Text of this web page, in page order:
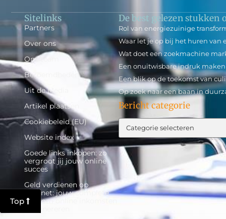
Top
Sitelinks
Partners
Over ons
Ons team
Beroemdheden
Uit de Media
Artikel plaatsen
Cookiebeleid (EU)
Website index
Goede links inkopen: zo
vergroot jij jouw online
succes
Geld verdienen op
internet: jouw complete
gids om online inkomsten
De best gelezen stukken
Rol van energiezuinige
Waar let je op bij het huren van
Wat doet een zoekmachine
Een onuitwisbare indruk
Een blik op de toekomst van
Op zoek naar een baan in
Bericht categorie